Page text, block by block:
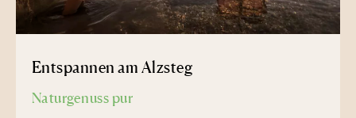
Entspannen am Alzsteg
Naturgenuss pur